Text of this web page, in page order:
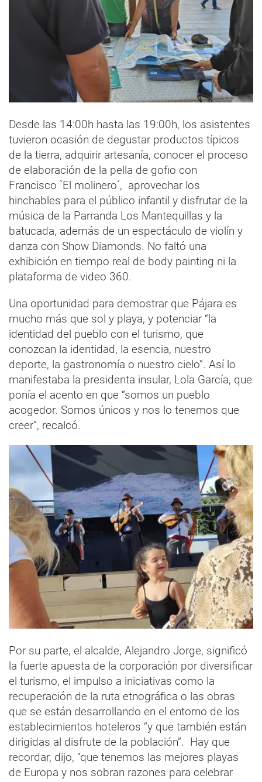
Desde las 14:00h hasta las 19:00h, los asistentes
tuvieron ocasión de degustar productos típicos
de la tierra, adquirir artesanía, conocer el proceso
de elaboración de la pella de gofio con
Francisco `El molinero´, aprovechar los
hinchables para el público infantil y disfrutar de la
música de la Parranda Los Mantequillas y la
batucada, además de un espectáculo de violín y
danza con Show Diamonds. No faltó una
exhibición en tiempo real de body painting ni la
plataforma de video 360.
Una oportunidad para demostrar que Pájara es
mucho más que sol y playa, y potenciar “la
identidad del pueblo con el turismo, que
conozcan la identidad, la esencia, nuestro
deporte, la gastronomía o nuestro cielo”. Así lo
manifestaba la presidenta insular, Lola García, que
ponía el acento en que “somos un pueblo
acogedor. Somos únicos y nos lo tenemos que
creer”, recalcó.
Por su parte, el alcalde, Alejandro Jorge, significó
la fuerte apuesta de la corporación por diversificar
el turismo, el impulso a iniciativas como la
recuperación de la ruta etnográfica o las obras
que se están desarrollando en el entorno de los
establecimientos hoteleros “y que también están
dirigidas al disfrute de la población”. Hay que
recordar, dijo, “que tenemos las mejores playas
de Europa y nos sobran razones para celebrar